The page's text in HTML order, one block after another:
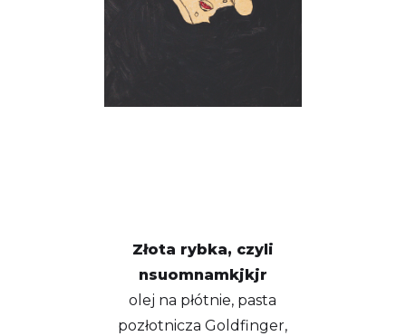
Złota rybka, czyli
nsuomnamkjkjr
olej na płótnie, pasta
pozłotnicza Goldfinger,